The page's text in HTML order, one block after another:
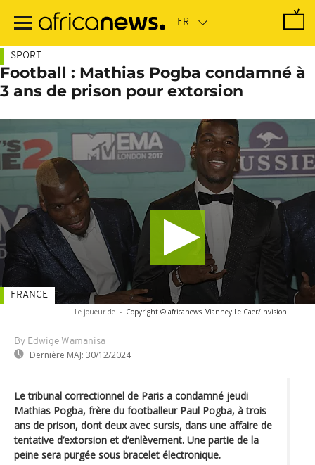
contenu
SPORT
Football : Mathias Pogba condamné à
3 ans de prison pour extorsion
Le joueur de - Copyright © africanews Vianney Le Caer/Invision
By Edwige Wamanisa
Dernière MAJ: 30/12/2024
FRANCE
Le tribunal correctionnel de Paris a condamné jeudi
Mathias Pogba, frère du footballeur Paul Pogba, à trois
ans de prison, dont deux avec sursis, dans une affaire de
tentative d’extorsion et d’enlèvement. Une partie de la
peine sera purgée sous bracelet électronique.